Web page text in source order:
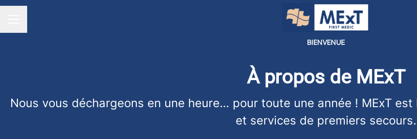
BIENVENUE
À propos de MExT
Nous vous déchargeons en une heure… pour toute une année ! MExT
et services de premiers secours.